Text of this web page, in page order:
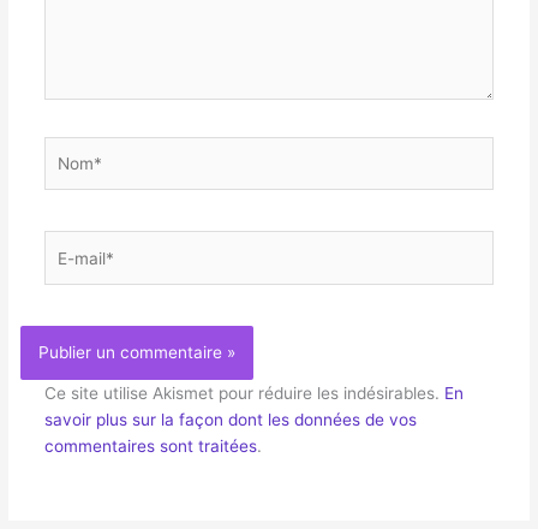
mail*
Ce site utilise Akismet pour réduire les indésirables. En
savoir plus sur la façon dont les données de vos
commentaires sont traitées.